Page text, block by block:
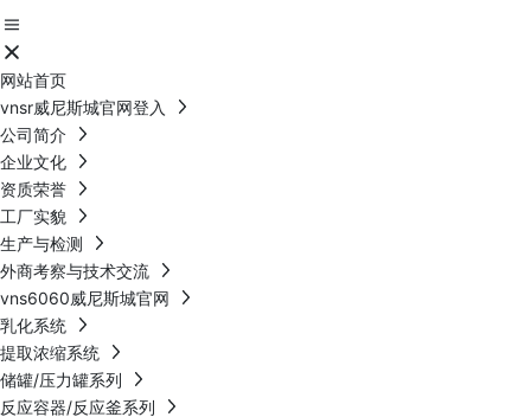
网站首页
vnsr威尼斯城官网登入
公司简介
企业文化
资质荣誉
工厂实貌
生产与检测
外商考察与技术交流
vns6060威尼斯城官网
乳化系统
提取浓缩系统
储罐/压力罐系列
反应容器/反应釜系列